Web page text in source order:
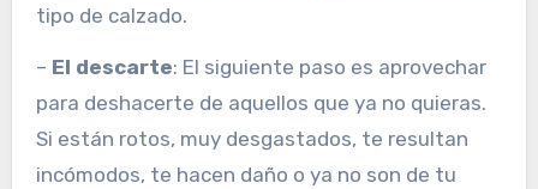
tipo de calzado.
– El descarte: El siguiente paso es aprovechar
para deshacerte de aquellos que ya no quieras.
Si están rotos, muy desgastados, te resultan
incómodos, te hacen daño o ya no son de tu